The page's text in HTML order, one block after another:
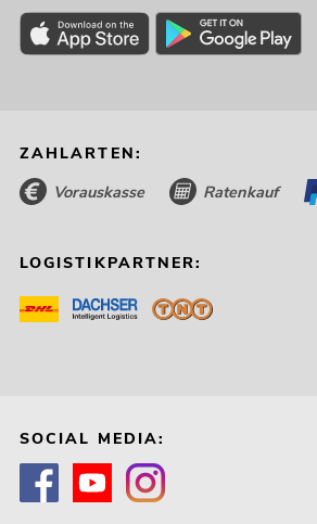
ZAHLARTEN:
Vorauskasse Ratenkauf
LOGISTIKPARTNER:
SOCIAL MEDIA: